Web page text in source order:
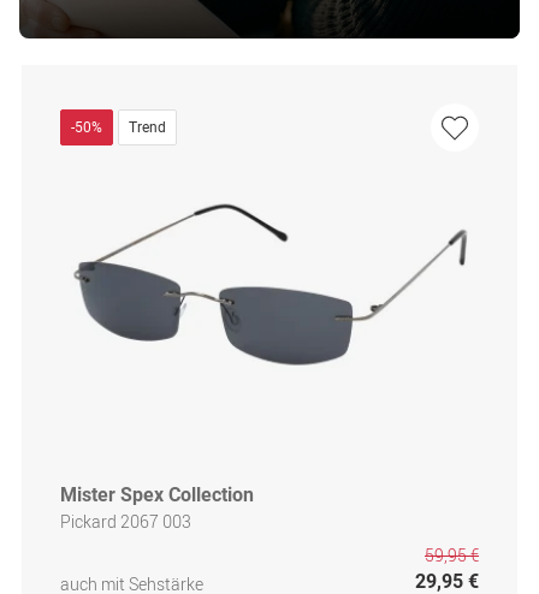
-50% Trend
Mister Spex Collection
Pickard 2067 003
auch mit Sehstärke
59,95 €
29,95 €